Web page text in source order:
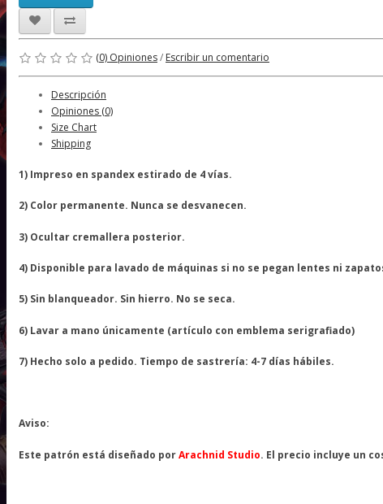
(0) Opiniones/ Escribir un comentario
Descripción
Opiniones (0)
Size Chart
Shipping
1) Impreso en spandex estirado de 4 vías.
2) Color permanente. Nunca se desvanecen.
3) Ocultar cremallera posterior.
4) Disponible para lavado de máquinas si no se pegan lentes ni
5) Sin blanqueador. Sin hierro. No se seca.
6) Lavar a mano únicamente (artículo con emblema serigrafiado)
7) Hecho solo a pedido. Tiempo de sastrería: 4-7 días hábiles.
Aviso:
Este patrón está diseñado porArachnid Studio. El precio incluye un